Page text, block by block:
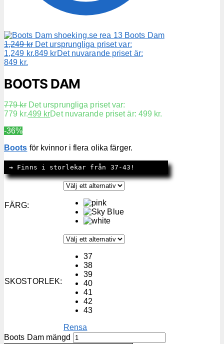
Boots Dam
1,249kr Det ursprungliga priset var:
1,249 kr.849 krDet nuvarande priset är:
849 kr.
BOOTS DAM
779kr Det ursprungliga priset var:
779 kr.499 krDet nuvarande priset är: 499 kr.
-36%
Boots för kvinnor i flera olika färger.
→ Finns i storlekar från 37-43!
FÄRG:
SKOSTORLEK:
37
38
39
40
41
42
43
Rensa
Boots Dam mängd